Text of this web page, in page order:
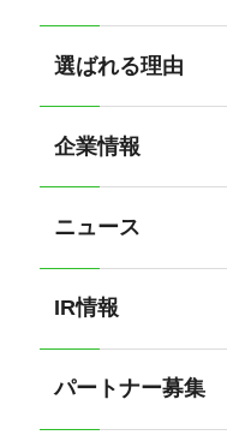
選ばれる理由
企業情報
ニュース
IR情報
パートナー募集